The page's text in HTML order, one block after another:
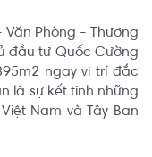
Văn Phòng - Thương
đầu tư Quốc Cường
ngay vị trí đắc
là sự kết tinh những
Nam và Tây Ban